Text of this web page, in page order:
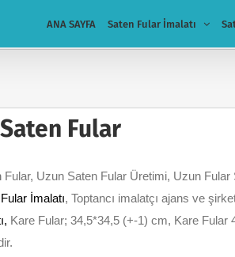
ANA SAYFA Saten Fular İmalatı
Fular
Fular, Uzun Saten Fular Üretimi, Uzun Fular
İmalatı, Toptancı imalatçı ajans ve
, Kare Fular; 34,5*34,5 (+-1) cm, Kare